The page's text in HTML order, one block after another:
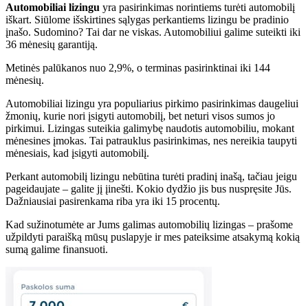
Automobiliai lizingu yra pasirinkimas norintiems turėti automobilį
iškart. Siūlome išskirtines sąlygas perkantiems lizingu be pradinio
įnašo. Sudomino? Tai dar ne viskas. Automobiliui galime suteikti iki
36 mėnesių garantiją.
Metinės palūkanos nuo 2,9%, o terminas pasirinktinai iki 144
mėnesių.
Automobiliai lizingu yra populiarius pirkimo pasirinkimas daugeliui
žmonių, kurie nori įsigyti automobilį, bet neturi visos sumos jo
pirkimui. Lizingas suteikia galimybę naudotis automobiliu, mokant
mėnesines įmokas. Tai patrauklus pasirinkimas, nes nereikia taupyti
mėnesiais, kad įsigyti automobilį.
Perkant automobilį lizingu nebūtina turėti pradinį inašą, tačiau jeigu
pageidaujate – galite jį įinešti. Kokio dydžio jis bus nuspręsite Jūs.
Dažniausiai pasirenkama riba yra iki 15 procentų.
Kad sužinotumėte ar Jums galimas automobilių lizingas – prašome
užpildyti paraišką mūsų puslapyje ir mes pateiksime atsakymą kokią
sumą galime finansuoti.